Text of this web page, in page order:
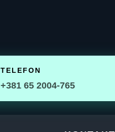
TELEFON
+381 65 2004-765